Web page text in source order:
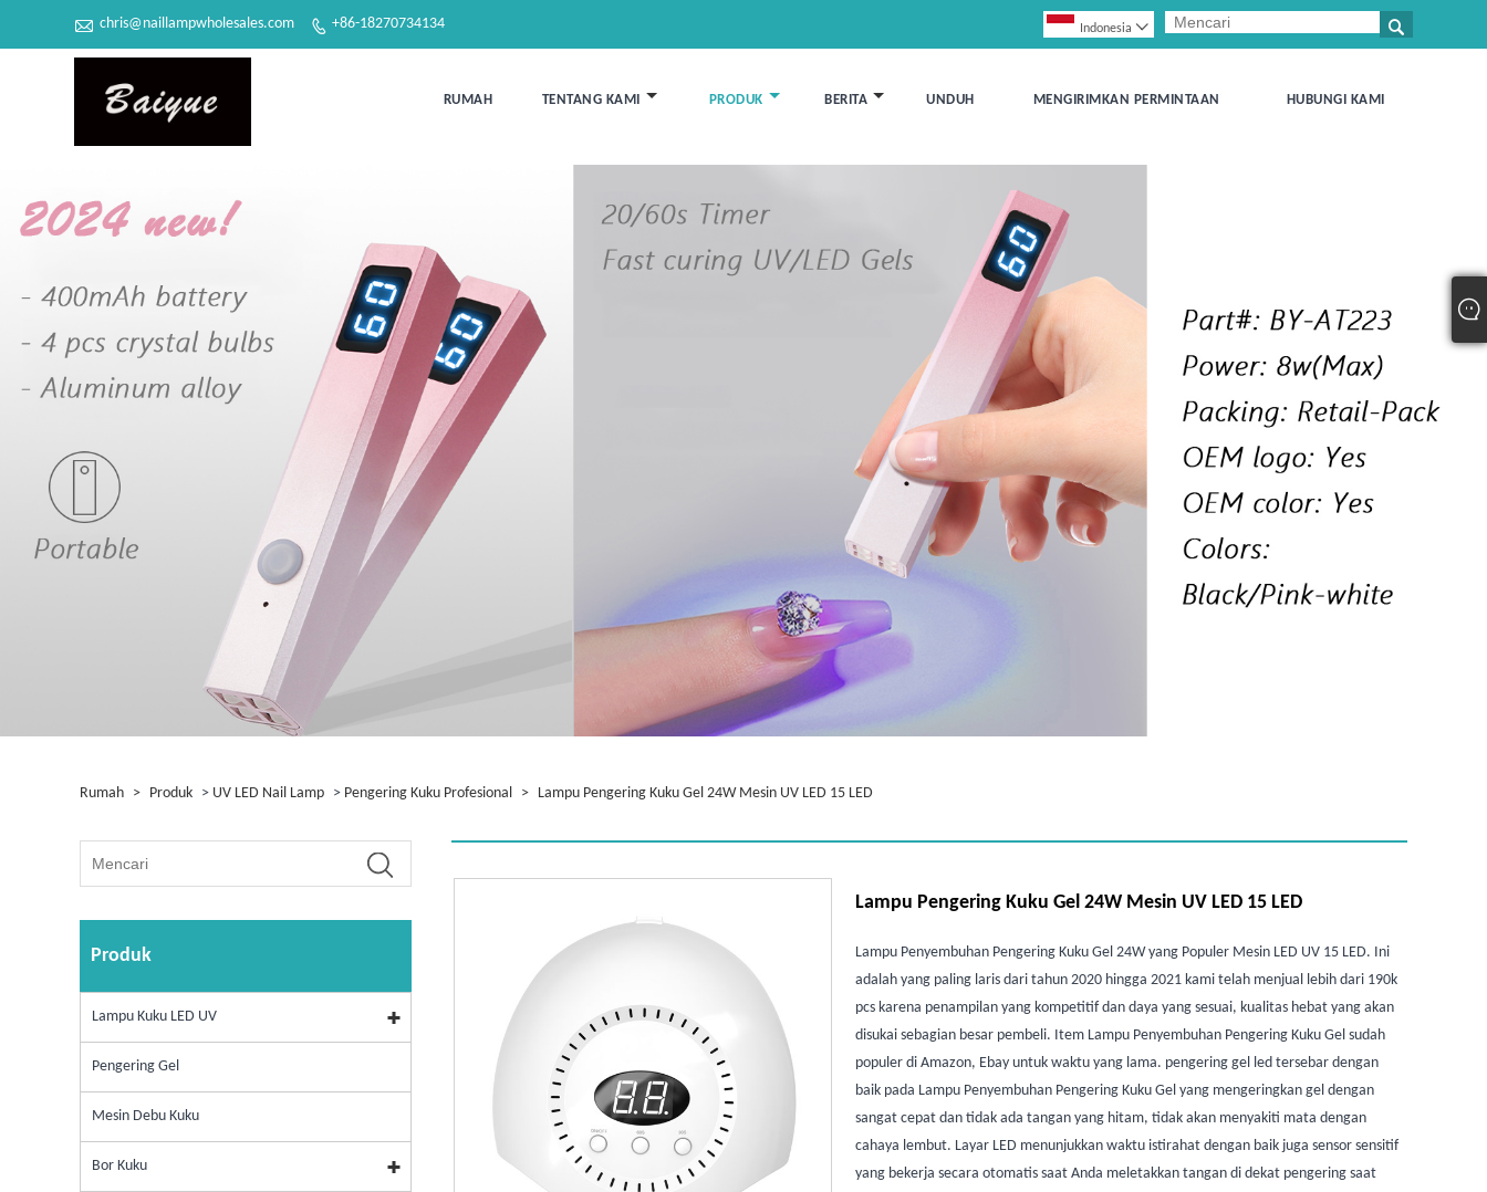
 chris@naillampwholesales.com  +86-18270734134 
Indonesia 
RUMAH TENTANG KAMI PRODUK BERITA UNDUH MENGIRIMKAN PERMINTAAN HUBUNGI KAMI
Rumah > Produk > UV LED Nail Lamp > Pengering Kuku Profesional > Lampu Pengering Kuku Gel 24W Mesin UV LED 15 LED
Produk
Lampu Kuku LED UV
Pengering Gel
Mesin Debu Kuku
Bor Kuku
Lampu Pengering Kuku Gel 24W Mesin UV LED 15 LED
Lampu Penyembuhan Pengering Kuku Gel 24W yang Populer Mesin LED UV 15 LED. Ini
adalah yang paling laris dari tahun 2020 hingga 2021 kami telah menjual lebih dari 190k
pcs karena penampilan yang kompetitif dan daya yang sesuai, kualitas hebat yang akan
disukai sebagian besar pembeli. Item Lampu Penyembuhan Pengering Kuku Gel sudah
populer di Amazon, Ebay untuk waktu yang lama. pengering gel led tersebar dengan
baik pada Lampu Penyembuhan Pengering Kuku Gel yang mengeringkan gel dengan
sangat cepat dan tidak ada tangan yang hitam, tidak akan menyakiti mata dengan
cahaya lembut. Layar LED menunjukkan waktu istirahat dengan baik juga sensor sensitif
yang bekerja secara otomatis saat Anda meletakkan tangan di dekat pengering saat